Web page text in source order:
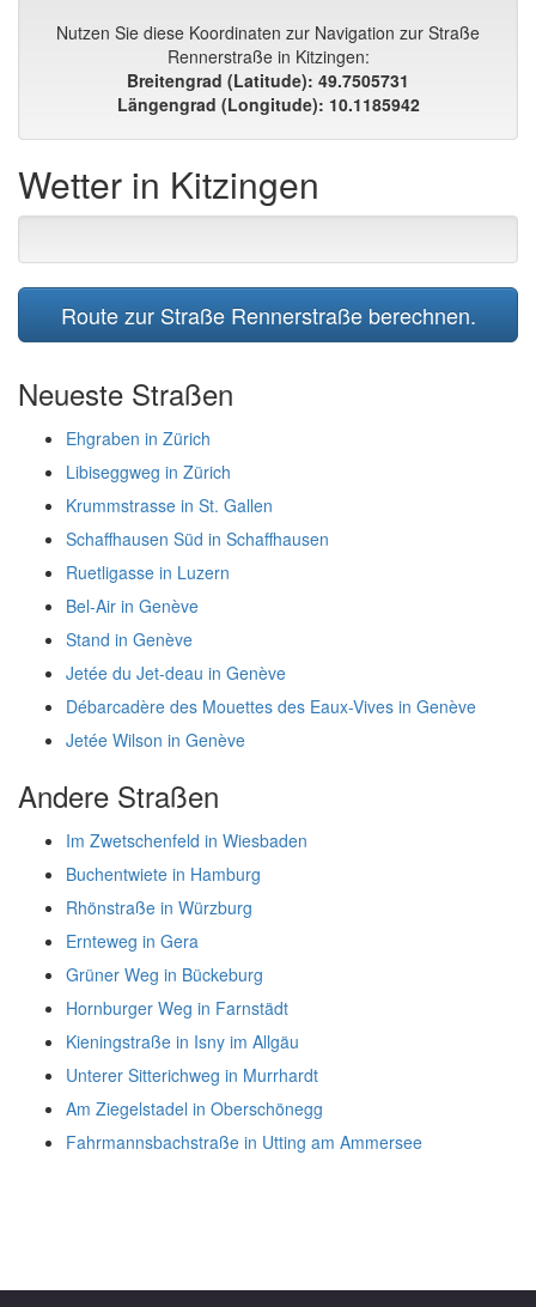
Nutzen Sie diese Koordinaten zur Navigation zur Straße
Rennerstraße in Kitzingen:
Breitengrad (Latitude): 49.7505731
Längengrad (Longitude): 10.1185942
Wetter in Kitzingen
Route zur Straße Rennerstraße berechnen.
Neueste Straßen
Ehgraben in Zürich
Libiseggweg in Zürich
Krummstrasse in St. Gallen
Schaffhausen Süd in Schaffhausen
Ruetligasse in Luzern
Bel-Air in Genève
Stand in Genève
Jetée du Jet-deau in Genève
Débarcadère des Mouettes des Eaux-Vives in Genève
Jetée Wilson in Genève
Andere Straßen
Im Zwetschenfeld in Wiesbaden
Buchentwiete in Hamburg
Rhönstraße in Würzburg
Ernteweg in Gera
Grüner Weg in Bückeburg
Hornburger Weg in Farnstädt
Kieningstraße in Isny im Allgäu
Unterer Sitterichweg in Murrhardt
Am Ziegelstadel in Oberschönegg
Fahrmannsbachstraße in Utting am Ammersee